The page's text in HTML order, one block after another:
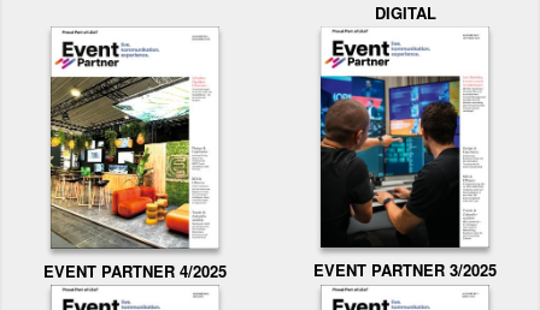
DIGITAL
EVENT PARTNER 4/2025 EVENT PARTNER 3/2025